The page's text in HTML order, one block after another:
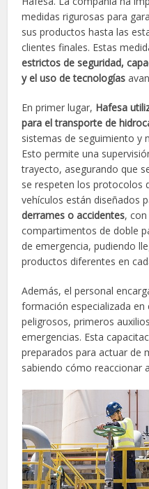
medidas rigurosas para
sus productos hasta las
clientes finales. Estas
estrictos de seguridad,
y el uso de tecnologías
En primer lugar, Hafesa
para el transporte de
sistemas de seguimiento y
Esto permite una
trayecto, asegurando que
se respeten los protocolos
vehículos están diseñados
derrames o accidentes,
compartimentos de doble
de emergencia, pudiendo
productos diferentes en
Además, el personal
formación especializada
peligrosos, primeros
emergencias. Esta
preparados para actuar de
sabiendo cómo reaccionar